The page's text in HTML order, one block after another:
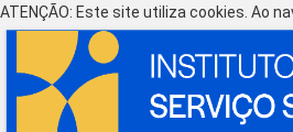
ATENÇÃO: Este site utiliza cookies. Ao